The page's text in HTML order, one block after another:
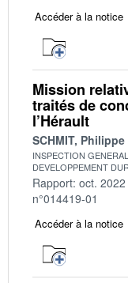
Accéder à la notice
Mission
traités de
l’Hérault
SCHMIT, Philippe
INSPECTION
DEVELOPPEMENT
Rapport: oct. 2022
n°014419-01
Accéder à la notice